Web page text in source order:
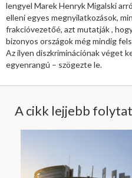
lengyel Marek Henryk Migalski
elleni egyes megnyilatkozások,
frakcióvezetőé, azt mutatják ,
bizonyos országok még mindig
Az ilyen diszkriminációnak véget
egyenrangú – szögezte le.
A cikk lejjebb